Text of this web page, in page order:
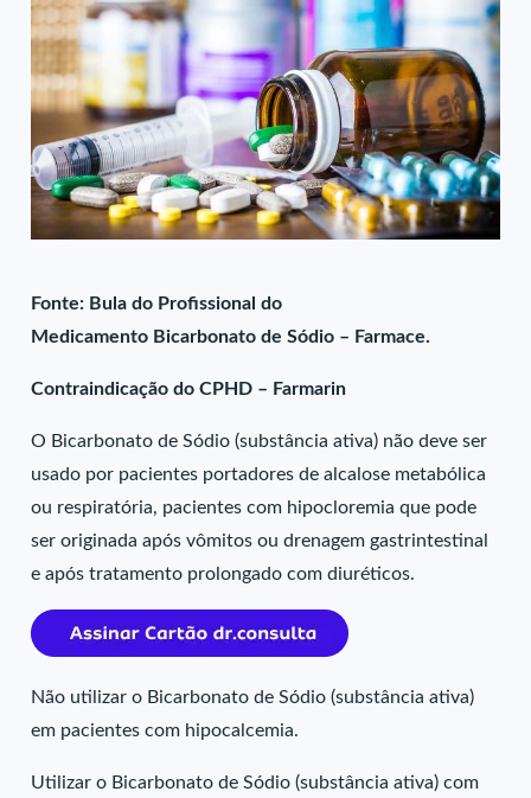
Fonte: Bula do Profissional do
Medicamento Bicarbonato de Sódio – Farmace.
Contraindicação do CPHD – Farmarin
O Bicarbonato de Sódio (substância ativa) não deve ser
usado por pacientes portadores de alcalose metabólica
ou respiratória, pacientes com hipocloremia que pode
ser originada após vômitos ou drenagem gastrintestinal
e após tratamento prolongado com diuréticos.
Não utilizar o Bicarbonato de Sódio (substância ativa)
em pacientes com hipocalcemia.
Utilizar o Bicarbonato de Sódio (substância ativa) com